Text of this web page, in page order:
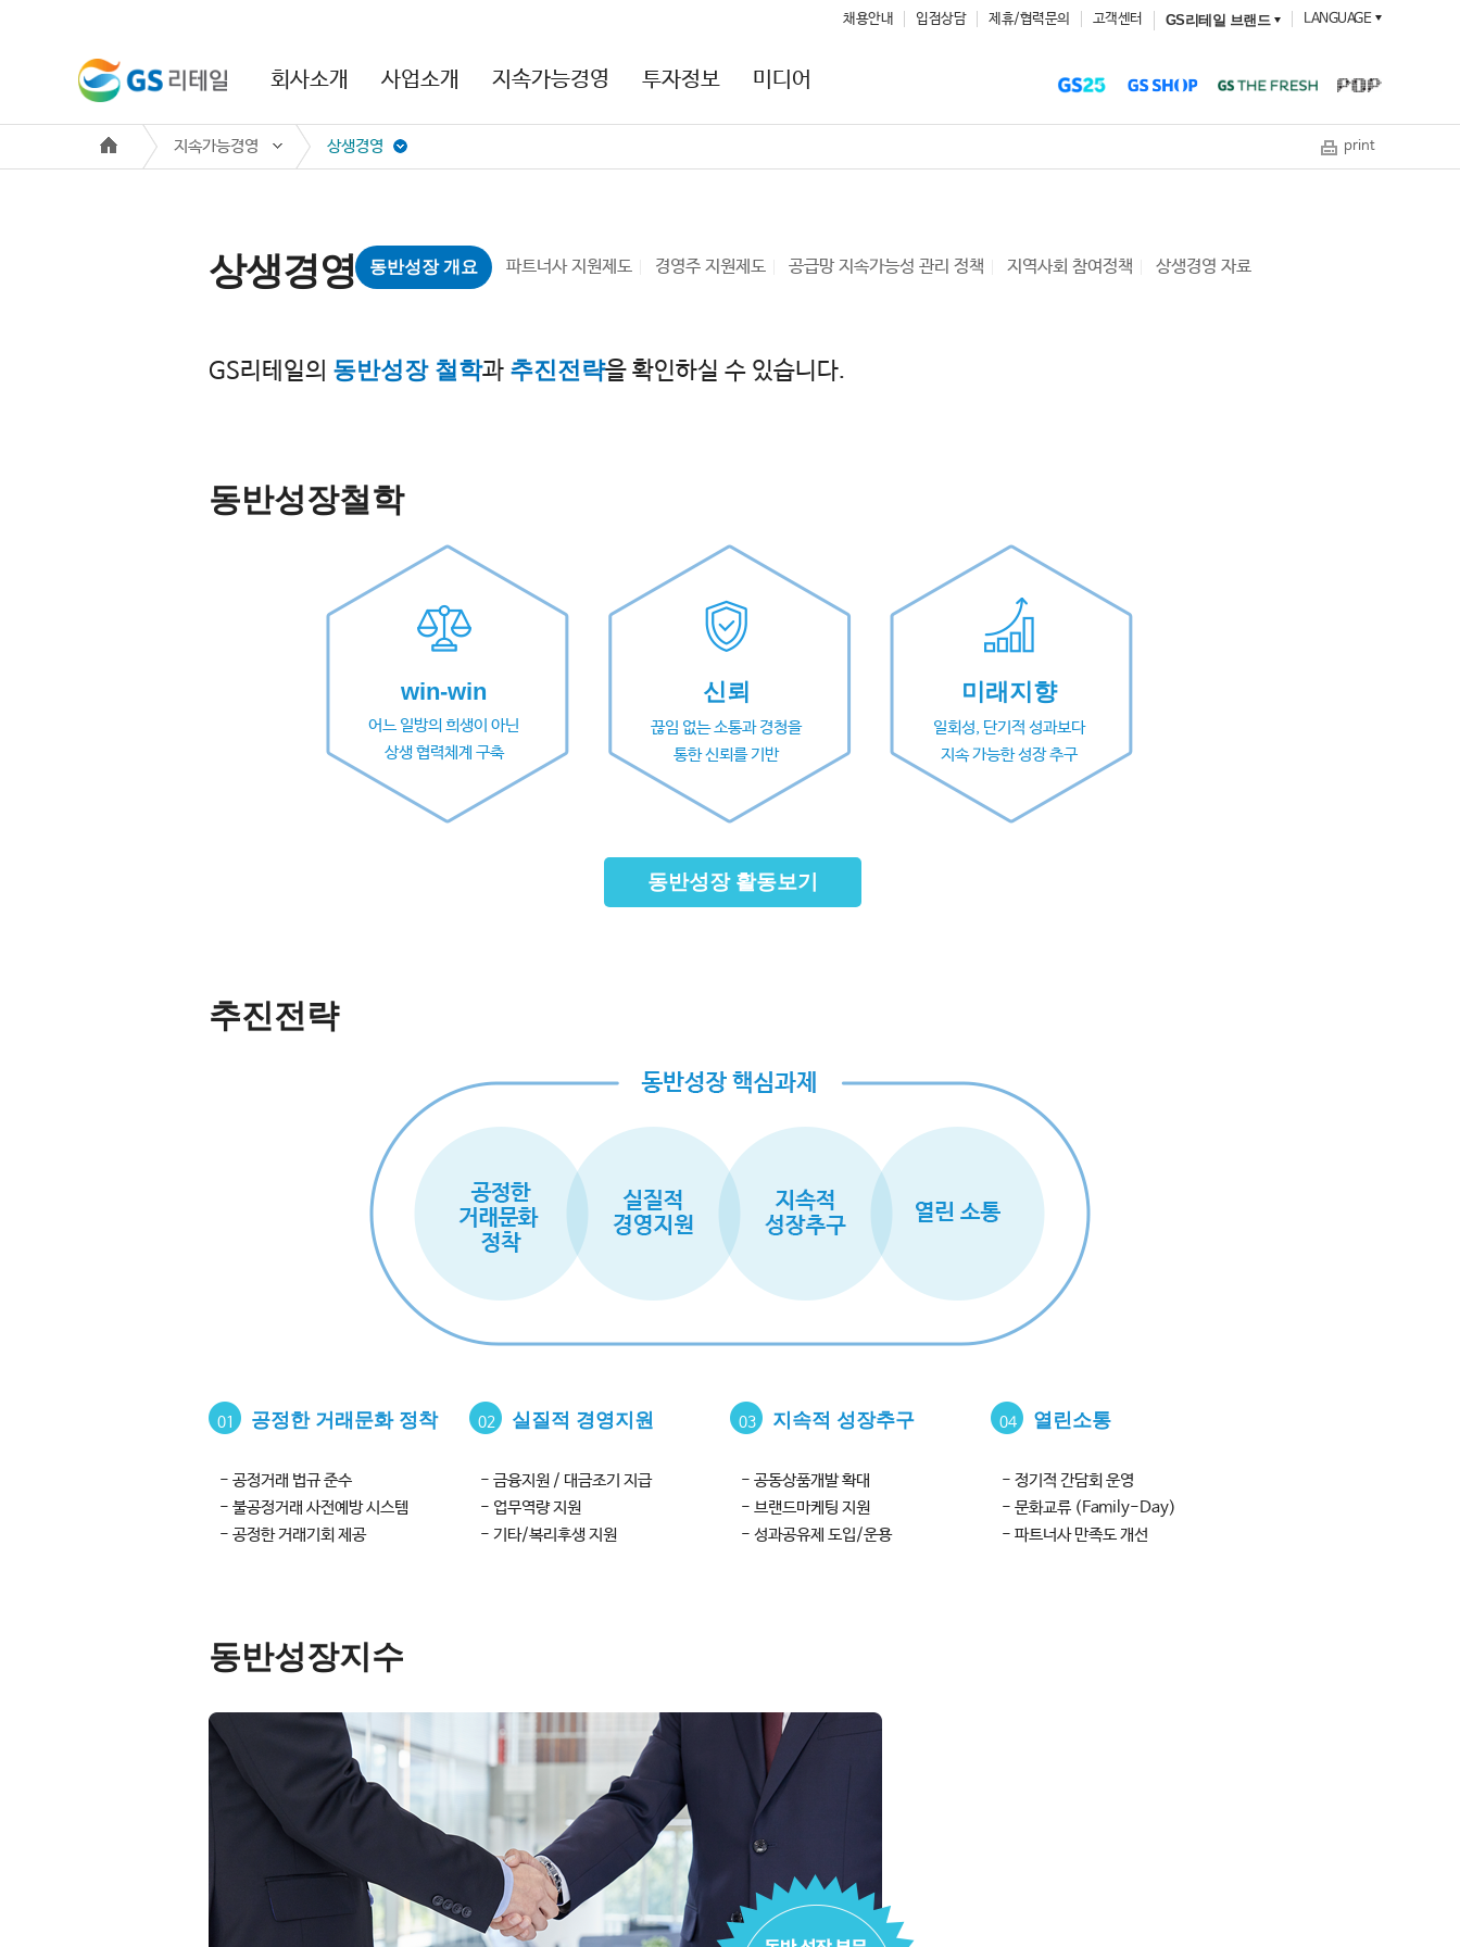
회사소개 사업소개 지속가능경영 투자정보 미디어
채용안내 입점상담 제휴/협력문의 고객센터 GS리테일 브랜드 LANGUAGE
지속가능경영 상생경영 print
상생경영 동반성장 개요 파트너사 지원제도 경영주 지원제도 공급망 지속가능성 관리 정책 지역사회 참여정책 상생경영 자료
GS리테일의 동반성장 철학과 추진전략을 확인하실 수 있습니다.
동반성장철학
win-win
어느 일방의 희생이 아닌
상생 협력체계 구축
신뢰
끊임 없는 소통과 경청을
통한 신뢰를 기반
미래지향
일회성, 단기적 성과보다
지속 가능한 성장 추구
동반성장 활동보기
추진전략
01 공정한 거래문화 정착
- 공정거래 법규 준수
- 불공정거래 사전예방 시스템
- 공정한 거래기회 제공
02 실질적 경영지원
- 금융지원 / 대금조기 지급
- 업무역량 지원
- 기타/복리후생 지원
03 지속적 성장추구
- 공동상품개발 확대
- 브랜드마케팅 지원
- 성과공유제 도입/운용
04 열린소통
- 정기적 간담회 운영
- 문화교류 (Family-Day)
- 파트너사 만족도 개선
동반성장지수